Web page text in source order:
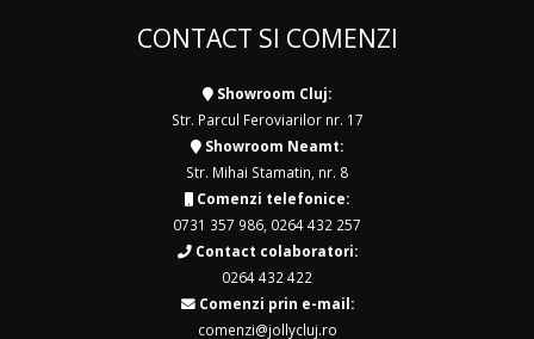
CONTACT SI COMENZI
Showroom Cluj:
Str. Parcul Feroviarilor nr. 17
Showroom Neamt:
Str. Mihai Stamatin, nr. 8
Comenzi telefonice:
0731 357 986 0264 432 257
Contact colaboratori:
0264 432 422
Comenzi prin e-mail:
comenzi@jollycluj.ro